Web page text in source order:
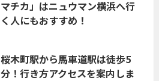
マチカ」はニュウマン横浜へ行
く人にもおすすめ！
桜木町駅から馬車道駅は徒歩5
分！行き方アクセスを案内しま